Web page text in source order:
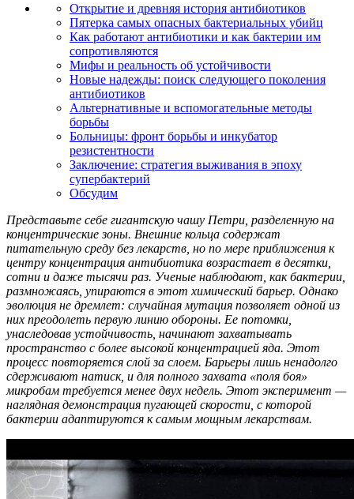
Открытие и древняя история антибиотиков
Пятерка самых опасных бактериальных убийц
Как работают антибиотики и как бактерии им
сопротивляются
Мифы и реальность об устойчивости
Новые надежды: поиск следующего поколения
антибиотиков
Альтернативные и вспомогательные методы
борьбы
Больницы: фронт борьбы и инкубатор
резистентности
Заключение: стратегия выживания в эпоху
супербактерий
Обсудим
Представьте себе гигантскую чашу Петри, разделенную на
концентрические зоны. Внешние кольца содержат
питательную среду без лекарств, но по мере приближения к
центру концентрация антибиотика возрастает в десятки,
сотни и даже тысячи раз. Ученые наблюдают, как бактерии,
размножаясь, упираются в этот химический барьер. Однако
эволюция не дремлет: случайная мутация позволяет одной из
них преодолеть первую линию обороны. Ее потомки,
унаследовав устойчивость, начинают захватывать
пространство с более высокой концентрацией яда. Этот
процесс повторяется слой за слоем. Барьеры лишь ненадолго
сдерживают натиск, и для полного захвата «поля боя»
микробам требуется менее двух недель. Этот эксперимент —
наглядная демонстрация пугающей скорости, с которой
бактерии адаптируются к самым мощным лекарствам.